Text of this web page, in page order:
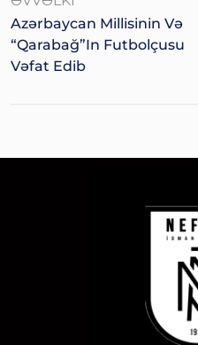
Azərbaycan Millisinin Və
“Qarabağ”ın Futbolçusu
Vəfat Edib